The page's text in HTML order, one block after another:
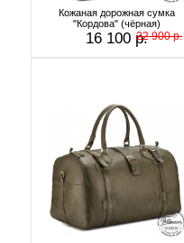
Кожаная дорожная сумка
"Кордова" (чёрная)
16 100 р.22 900 р.